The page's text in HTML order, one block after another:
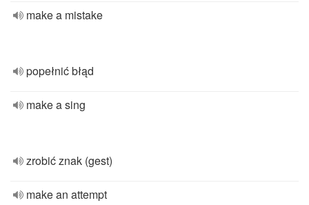
make a mistake
popełnić błąd
make a sing
zrobić znak (gest)
make an attempt